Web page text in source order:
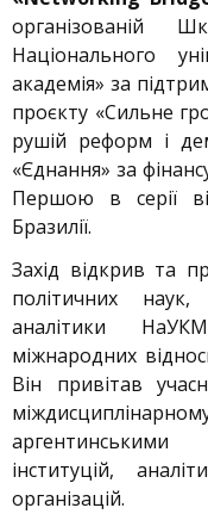
організованій
Національного
академія» за
проєкту «Сильне
рушій реформ і
«Єднання» за
Першою в серії
Бразилії.
Захід відкрив та
політичних
аналітики
міжнародних
Він привітав
аргентинськими
інституцій,
організацій.